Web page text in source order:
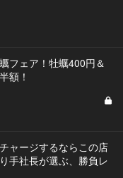
フェア！牡蠣400円＆
額！
ャージするならこの店
手社長が選ぶ、勝負レ